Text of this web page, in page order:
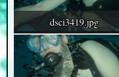
dsci3419.jpg